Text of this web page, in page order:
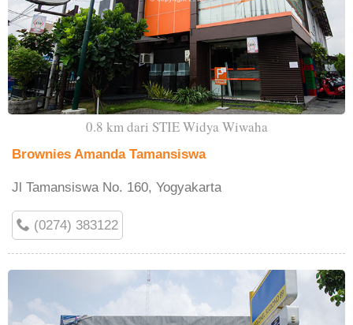
0.8 km dari STIE Widya Wiwaha
Brownies Amanda Tamansiswa
Jl Tamansiswa No. 160, Yogyakarta
(0274) 383122